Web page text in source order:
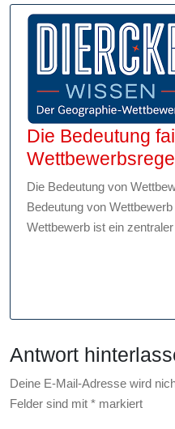
Die Bedeutung
Die Bedeutung von
Bedeutung von
Wettbewerb ist ein
Antwort
Deine E-Mail-Adresse wird
Felder sind mit * markiert